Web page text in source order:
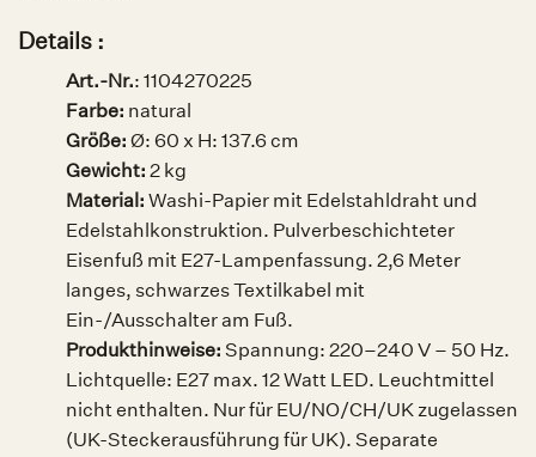
Details :
Art.-Nr.: 1104270225
Farbe: natural
Größe: Ø: 60 x H: 137.6 cm
Gewicht: 2 kg
Material: Washi-Papier mit Edelstahldraht und
Edelstahlkonstruktion. Pulverbeschichteter
Eisenfuß mit E27-Lampenfassung. 2,6 Meter
langes, schwarzes Textilkabel mit
Ein-/Ausschalter am Fuß.
Produkthinweise: Spannung: 220–240 V – 50 Hz.
Lichtquelle: E27 max. 12 Watt LED. Leuchtmittel
nicht enthalten. Nur für EU/NO/CH/UK zugelassen
(UK-Steckerausführung für UK). Separate